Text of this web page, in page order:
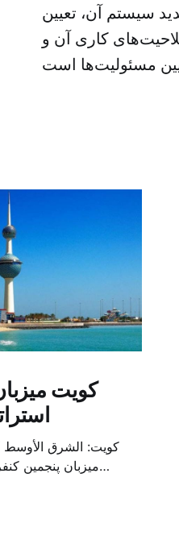
سیستم آن، تعیین
کاری آن و
کویت
کویت: الشرق
میزبان پنجمین